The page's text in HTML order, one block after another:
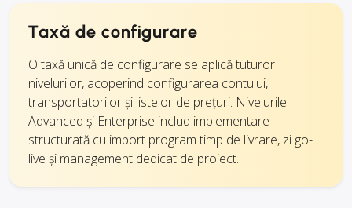
Taxă de configurare
O taxă unică de configurare se aplică tuturor
nivelurilor, acoperind configurarea contului,
transportatorilor și listelor de prețuri. Nivelurile
Advanced și Enterprise includ implementare
structurată cu import program timp de livrare, zi go-
live și management dedicat de proiect.